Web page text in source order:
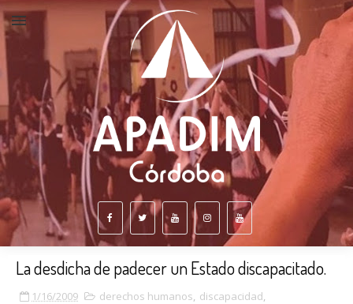
La desdicha de padecer un Estado discapacitado.
1/16/2009 derechos humanos, discapacidad,